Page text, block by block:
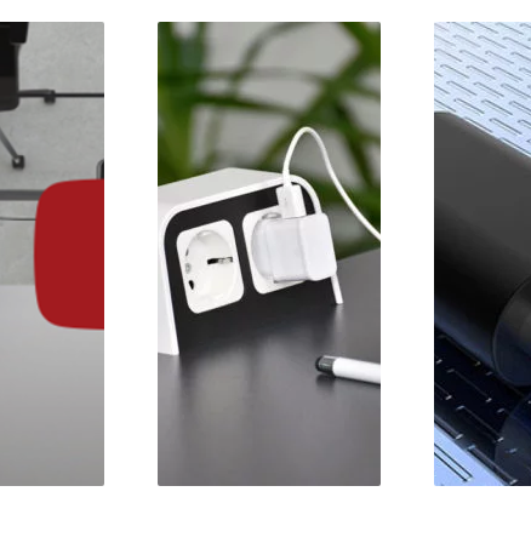
produit
de notre
de prises de
de table
L’USB-C en quelques
mots